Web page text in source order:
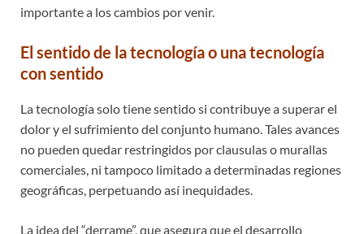
importante a los cambios por venir.
El sentido de la tecnología o una tecnología
con sentido
La tecnología solo tiene sentido si contribuye a superar el
dolor y el sufrimiento del conjunto humano. Tales avances
no pueden quedar restringidos por clausulas o murallas
comerciales, ni tampoco limitado a determinadas regiones
geográficas, perpetuando así inequidades.
La idea del “derrame”, que asegura que el desarrollo